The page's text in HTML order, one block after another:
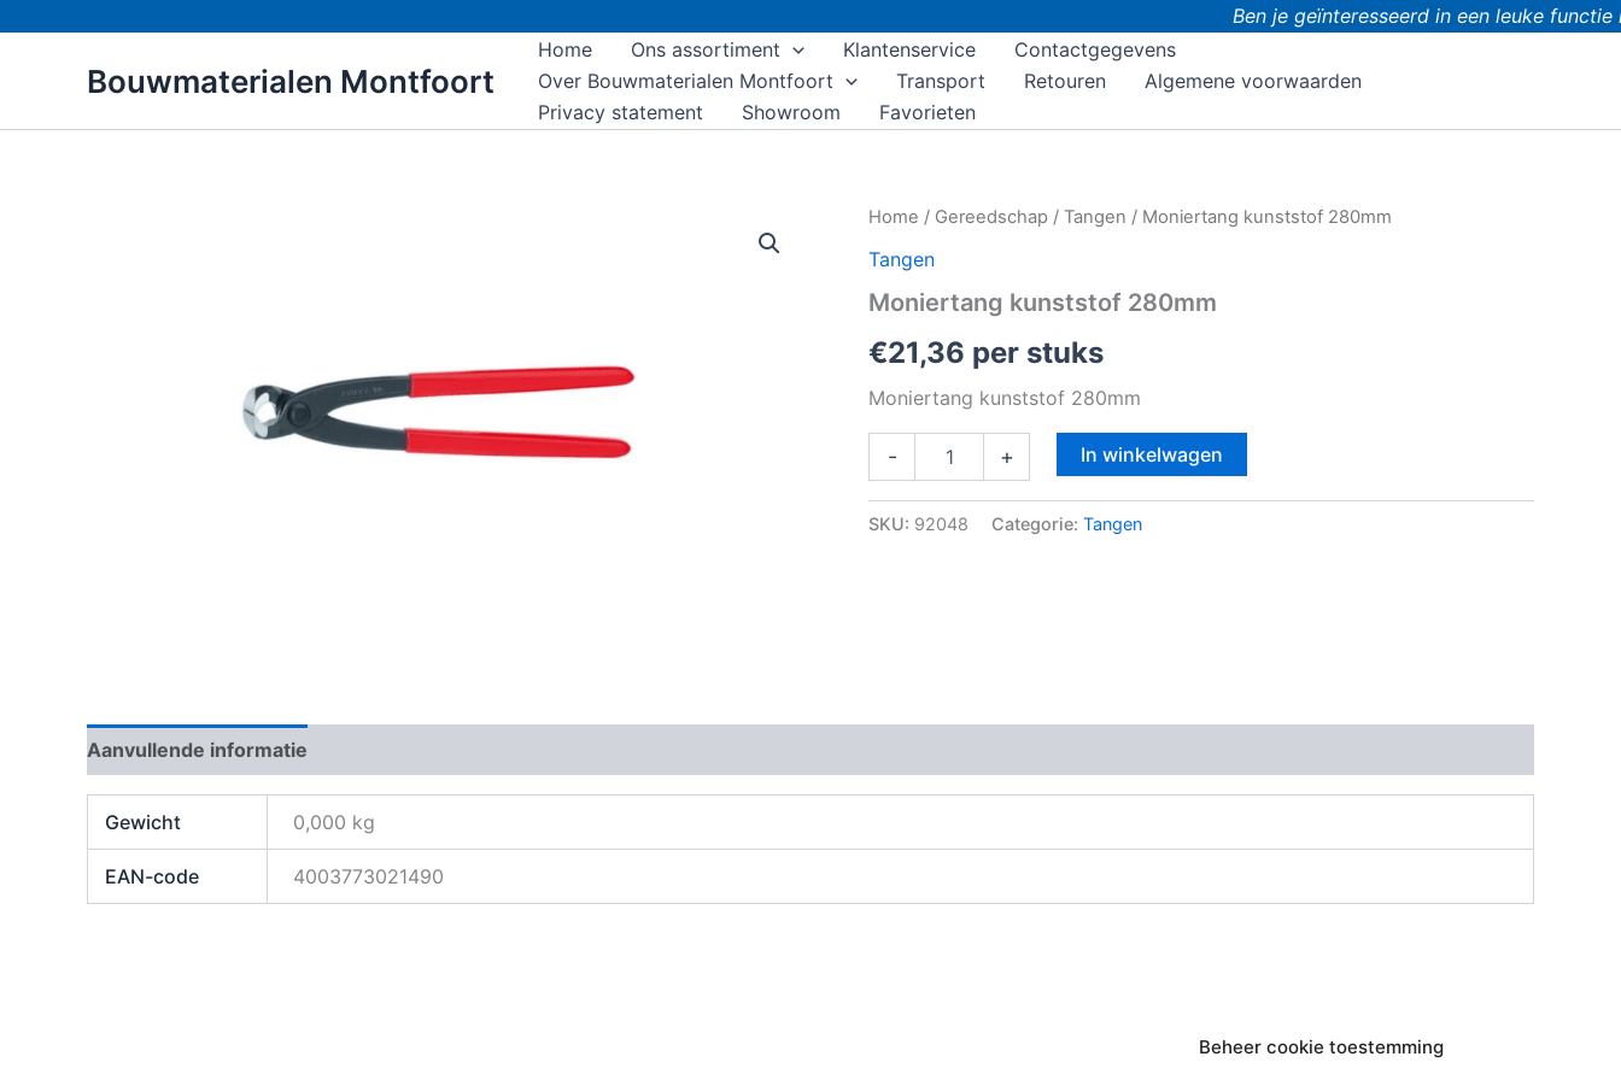
Beheer cookie toestemming
Ben je geïnteresseerd in een leuke
Bouwmaterialen Montfoort
Home Ons assortiment Klantenservice
Contactgegevens
Over Bouwmaterialen Montfoort
Transport Retouren
Algemene voorwaarden
Privacy statement
Showroom Favorieten
Home / Gereedschap / Tangen / Moniertang kunststof 280mm
Tangen
Moniertang kunststof 280mm
€21,36 per stuks
Moniertang kunststof 280mm
-
Moniertang
280mm
+ In winkelwagen
SKU: 92048 Categorie: Tangen
Aanvullende informatie
Gewicht 0,000 kg
EAN-code 4003773021490